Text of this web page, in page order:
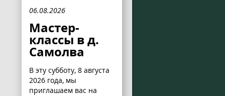
06.08.2026
Мастер-
классы в д.
Самолва
В эту субботу, 8 августа
2026 года, мы
приглашаем вас на